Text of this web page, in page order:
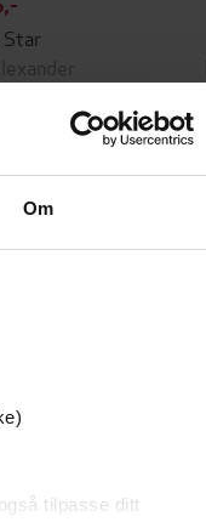
Om
tilpasse ditt
Star